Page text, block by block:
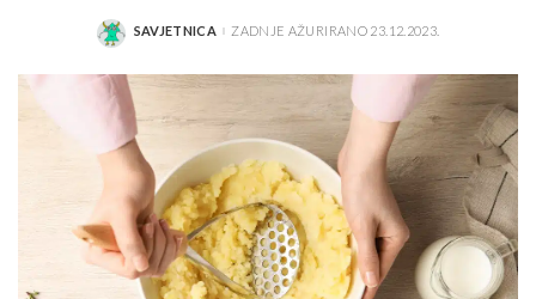
POSTED
SAVJETNICA ZADNJE AŽURIRANO 23.12.2023.